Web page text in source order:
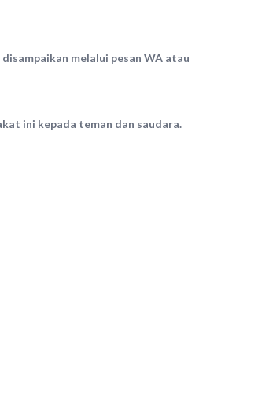
melalui pesan WA atau
ini kepada teman dan saudara.